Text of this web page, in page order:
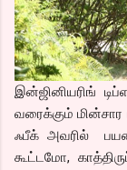
இன்ஜினியரிங்
வரைக்கும்
ஃபீக் அவரில்
கூட்டமோ,